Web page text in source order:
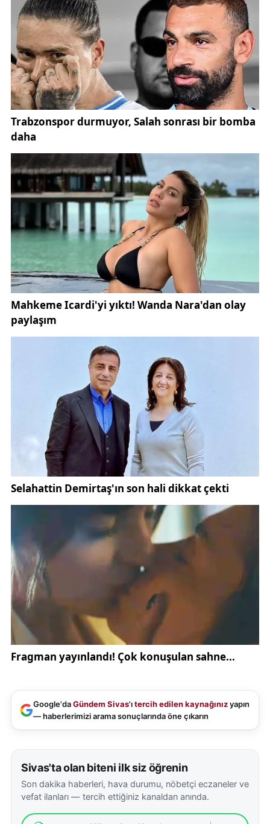
Kantar, ekmek fabrikasından su sayaçları üretimine,
araç ve makine parkı yatırımlarından gayrimenkul
projelerine kadar birçok alanda üretim ve yatırım
faaliyetlerinin sürdüğünü belirtti. Elde edilen
gelirlerin yeniden yatırıma dönüştürüldüğünü
vurgulayan Kantar, dünyanın yenilenebilir enerji
kaynaklarına yöneldiği bir dönemde Sivas
Belediyesi’nin ortaya koyduğu üreten belediyecilik
anlayışına uygun olarak önemli bir projeyi
tamamlamanın mutluluğunu yaşadıklarını söyledi.
Enerji alanındaki bu yatırımın sadece ekonomik
değil, aynı zamanda sürdürülebilir kalkınma
açısından da büyük önem taşıdığını belirten Kantar,
belediye şirketlerinin üretim gücünü artırmaya
yönelik çalışmaların devam edeceğini kaydetti.
Açılışta konuşan Sivas Belediye Başkanı Dr. Adem
Uzun ise belediyenin kendi kaynaklarını üreten ve
geliştiren bir anlayışla çalışmalarını sürdürdüğünü
Türkiye genelinde son yıllarda güneş enerji
santrallerine yönelik yatırımların hız kazandığını
belirten Başkan Uzun, Sivas’ın güneş enerjisi
bakımından önemli bir potansiyele sahip olduğuna
dikkat çekti. Kentin bu alandaki avantajlarının
önümüzdeki süreçte daha büyük yatırımlarla
değerlendirileceğini söyleyen Uzun, devlet
tarafından da bölgede önemli enerji projelerinin
hayata geçirileceğini dile getirdi.
Özbelsan’ın kendi enerjisini üretir hale gelmesinin
önemli bir kazanım olduğunu vurgulayan Başkan
Uzun, tesis sayesinde enerji giderlerinin büyük
ölçüde ortadan kalkacağını ve yıllık yaklaşık 12
milyon TL seviyesinde gelir elde edilmesinin
beklendiğini ifade etti.
Projenin teknik ayrıntılarını da paylaşan Başkan
Uzun, yatırımın yaklaşık 31 milyon TL maliyetle
Yaklaşık 5 aylık bir sürede tamamlanan santralin 1,2
Kurulan sistem sayesinde Özbelsan’ın enerji
ihtiyacının önemli bir bölümünün karşılanacağını
Google'daGündem Sivas'ıtercih edilen kaynağınızyapın
— haberlerimizi arama sonuçlarında öne çıkarın
Sivas'ta olan biteni ilk siz öğrenin
Son dakika haberleri, hava durumu, nöbetçi eczaneler ve
vefat ilanları — tercih ettiğiniz kanaldan anında.